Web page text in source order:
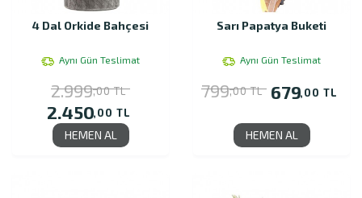
4 Dal Orkide Bahçesi
Aynı Gün Teslimat
2.999,00 TL
2.450,00 TL
HEMEN AL
Sarı Papatya Buketi
Aynı Gün Teslimat
799,00 TL 679,00 TL
HEMEN AL